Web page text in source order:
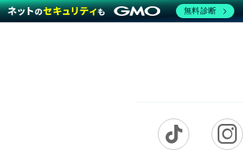
無料診断